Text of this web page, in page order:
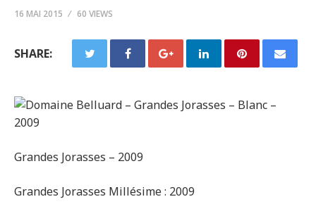
16 MAI 2015 60 VIEWS
SHARE:
Grandes Jorasses – 2009
Grandes Jorasses Millésime : 2009